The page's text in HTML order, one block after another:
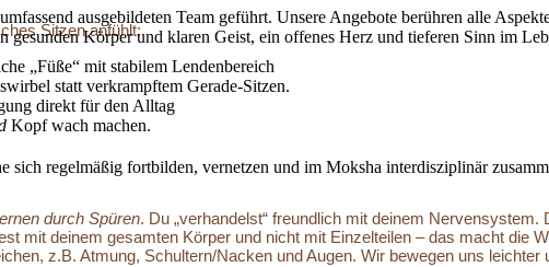
ausgebildeten Team geführt. Unsere Angebote berühren alle
gesunden Körper und klaren Geist, ein offenes Herz und tieferen Sinn im
regelmäßig fortbilden, vernetzen und im Moksha interdisziplinär
Sitzen anfühlt:
„Füße“ mit stabilem Lendenbereich
statt verkrampftem Gerade-Sitzen.
direkt für den Alltag
Kopf wach machen.
durch Spüren. Du „verhandelst“ freundlich mit deinem
mit deinem gesamten Körper und nicht mit Einzelteilen – das macht die
z.B. Atmung, Schultern/Nacken und Augen. Wir bewegen uns leichter